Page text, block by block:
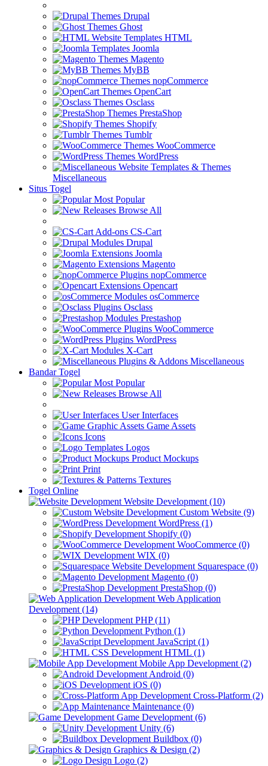
Drupal
Ghost
HTML
Joomla
Magento
MyBB
nopCommerce
OpenCart
Osclass
PrestaShop
Shopify
Tumblr
WooCommerce
WordPress
Miscellaneous
Situs Togel
Most Popular
Browse All
CS-Cart
Drupal
Joomla
Magento
nopCommerce
Opencart
osCommerce
Osclass
Prestashop
WooCommerce
WordPress
X-Cart
Miscellaneous
Bandar Togel
Most Popular
Browse All
User Interfaces
Game Assets
Icons
Logos
Product Mockups
Print
Textures
Togel Online
Website Development (10)
Custom Website (9)
WordPress (1)
Shopify (0)
WooCommerce (0)
WIX (0)
Squarespace (0)
Magento (0)
PrestaShop (0)
Web Application
Development (14)
PHP (11)
Python (1)
JavaScript (1)
HTML (1)
Mobile App Development (2)
Android (0)
iOS (0)
Cross-Platform (2)
Maintenance (0)
Game Development (6)
Unity (6)
Buildbox (0)
Graphics & Design (2)
Logo (2)